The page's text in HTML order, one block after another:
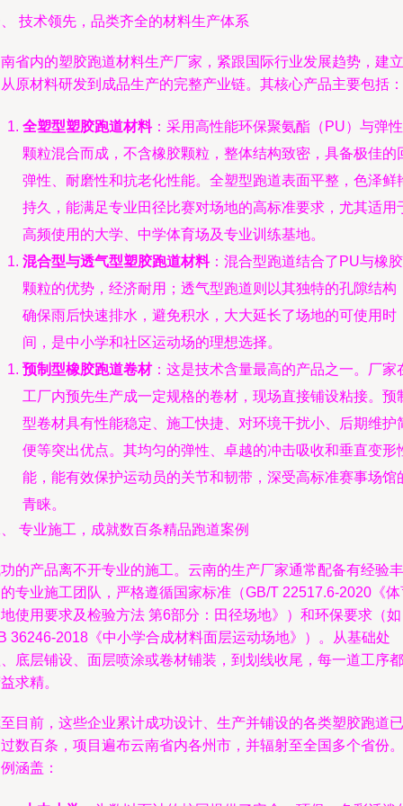
技术领先，品类齐全的材料生产体系
省内的塑胶跑道材料生产厂家，紧跟国际行业发展趋势，建立
原材料研发到成品生产的完整产业链。其核心产品主要包括：
全塑型塑胶跑道材料：采用高性能环保聚氨酯（PU）与弹性
颗粒混合而成，不含橡胶颗粒，整体结构致密，具备极佳的
弹性、耐磨性和抗老化性能。全塑型跑道表面平整，色泽鲜
持久，能满足专业田径比赛对场地的高标准要求，尤其适用
高频使用的大学、中学体育场及专业训练基地。
混合型与透气型塑胶跑道材料：混合型跑道结合了PU与橡胶
颗粒的优势，经济耐用；透气型跑道则以其独特的孔隙结构
确保雨后快速排水，避免积水，大大延长了场地的可使用时
间，是中小学和社区运动场的理想选择。
预制型橡胶跑道卷材：这是技术含量最高的产品之一。厂家
工厂内预先生产成一定规格的卷材，现场直接铺设粘接。预
型卷材具有性能稳定、施工快捷、对环境干扰小、后期维护
便等突出优点。其均匀的弹性、卓越的冲击吸收和垂直变形
能，能有效保护运动员的关节和韧带，深受高标准赛事场馆
青睐。
专业施工，成就数百条精品跑道案例
的产品离不开专业的施工。云南的生产厂家通常配备有经验丰
专业施工团队，严格遵循国家标准（GB/T 22517.6-2020《体
使用要求及检验方法 第6部分：田径场地》）和环保要求（如
36246-2018《中小学合成材料面层运动场地》）。从基础处
底层铺设、面层喷涂或卷材铺装，到划线收尾，每一道工序都
求精。
目前，这些企业累计成功设计、生产并铺设的各类塑胶跑道已
数百条，项目遍布云南省内各州市，并辐射至全国多个省份。
涵盖：